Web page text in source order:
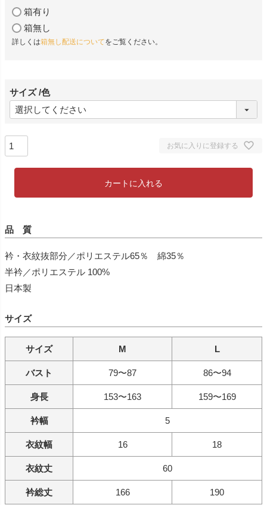
(
須
)
箱有り
箱無し
詳しくは箱無し配送についてをご覧ください。
サイズ 色
お気に入りに登録する
カートに入れる
品 質
衿・衣紋抜部分／ポリエステル65％ 綿35％
半衿／ポリエステル 100%
日本製
サイズ
サイズ M L
バスト 79〜87 86〜94
身長 153〜163 159〜169
衿幅 5
衣紋幅 16 18
衣紋丈 60
衿総丈 166 190